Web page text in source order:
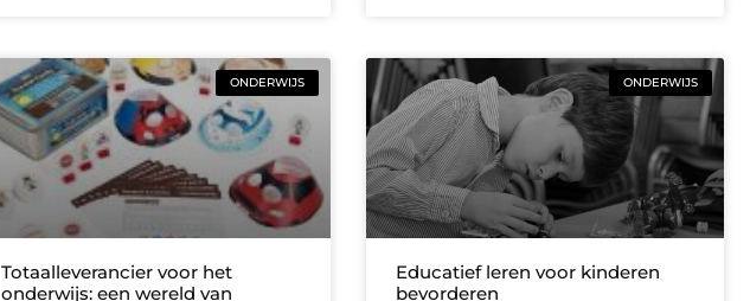
ONDERWIJS
Totaalleverancier voor het
onderwijs: een wereld van
ONDERWIJS
Educatief leren voor kinderen
bevorderen